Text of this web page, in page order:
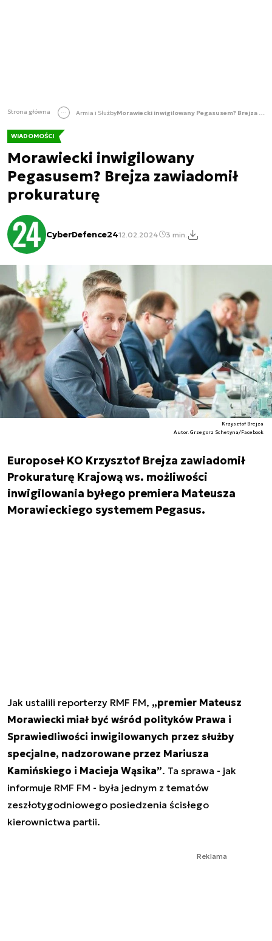
Strona główna Armia i Służby Morawiecki inwigilowany Pegasusem? Brejza zawiadomił prokuraturę
WIADOMOŚCI
Morawiecki inwigilowany
Pegasusem? Brejza zawiadomił
prokuraturę
CyberDefence2412.02.2024 3 min.
Krzysztof Brejza
Autor. Grzegorz Schetyna/Facebook
Europoseł KO Krzysztof Brejza zawiadomił
Prokuraturę Krajową ws. możliwości
inwigilowania byłego premiera Mateusza
Morawieckiego systemem Pegasus.
Jak ustalili reporterzy RMF FM, „premier Mateusz
Morawiecki miał być wśród polityków Prawa i
Sprawiedliwości inwigilowanych przez służby
specjalne, nadzorowane przez Mariusza
Kamińskiego i Macieja Wąsika”. Ta sprawa - jak
informuje RMF FM - była jednym z tematów
zeszłotygodniowego posiedzenia ścisłego
kierownictwa partii.
Reklama